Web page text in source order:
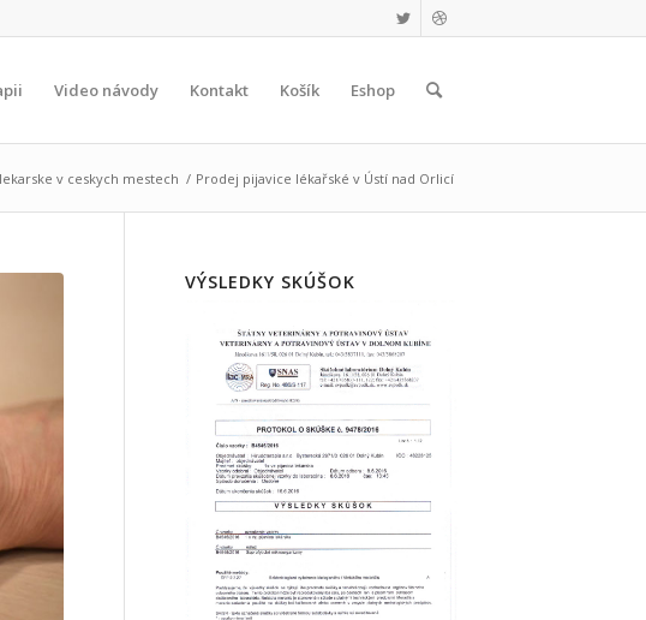
Video návody Kontakt Košík Eshop
v ceskych mestech / Prodej pijavice lékařské v Ústí nad Orlicí
VÝSLEDKY SKÚŠOK